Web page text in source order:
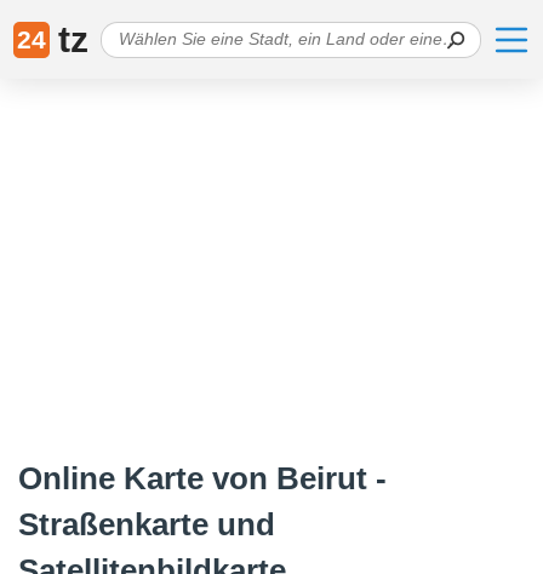
24 tz
Online Karte von Beirut -
Straßenkarte und